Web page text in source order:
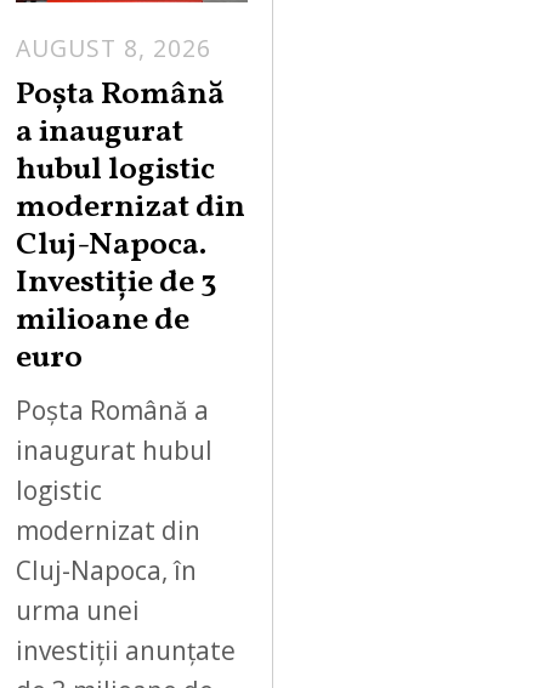
AUGUST 8, 2026
Poșta Română
a inaugurat
hubul logistic
modernizat din
Cluj-Napoca.
Investiție de 3
milioane de
euro
Poșta Română a
inaugurat hubul
logistic
modernizat din
Cluj-Napoca, în
urma unei
investiții anunțate